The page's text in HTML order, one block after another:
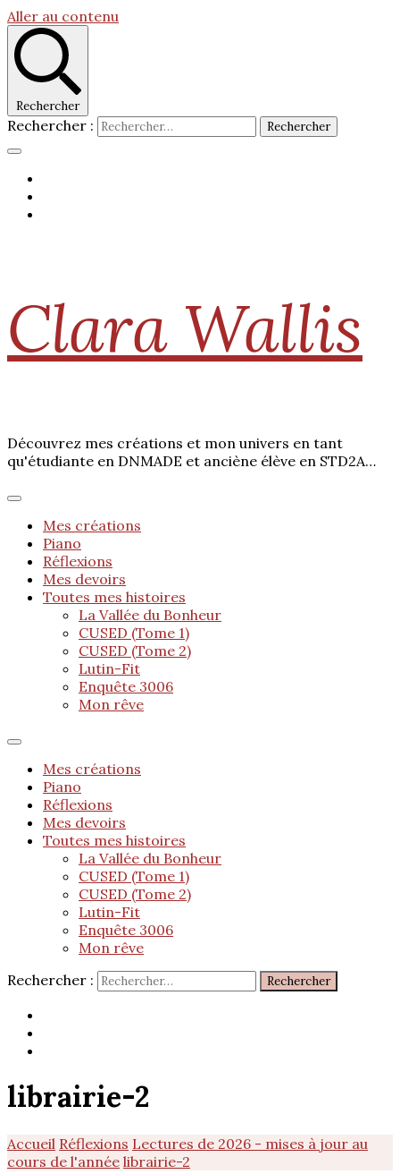
Aller au contenu
Rechercher
Rechercher :
Clara Wallis
Découvrez mes créations et mon univers en tant
qu'étudiante en DNMADE et anciène élève en STD2A…
Mes créations
Piano
Réflexions
Mes devoirs
Toutes mes histoires
La Vallée du Bonheur
CUSED (Tome 1)
CUSED (Tome 2)
Lutin-Fit
Enquête 3006
Mon rêve
Mes créations
Piano
Réflexions
Mes devoirs
Toutes mes histoires
La Vallée du Bonheur
CUSED (Tome 1)
CUSED (Tome 2)
Lutin-Fit
Enquête 3006
Mon rêve
Rechercher :
librairie-2
Accueil Réflexions Lectures de 2026 - mises à jour au
cours de l'année librairie-2